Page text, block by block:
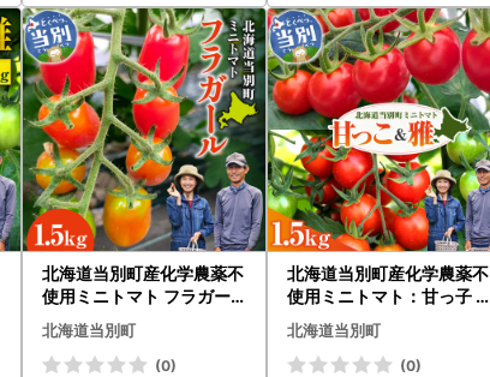
北海道当別町産化学農薬不
使用ミニトマト フラガー
ル1.5kg | 北海道産 トマト
野菜 大容量 北海道 当別町
北海道当別町
(0)
北海道当別町産化学農薬不
使用ミニトマト：甘っ子 7
50g 雅 750g 計1.5kg 北海
道産 トマト 野菜 大容量 北
海道 当別町
北海道当別町
(0)